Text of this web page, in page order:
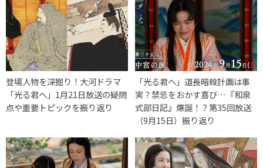
登場人物を深掘り！大河ドラマ
「光る君へ」1月21日放送の疑問
点や重要トピックを振り返り
「光る君へ」道長暗殺計画は事
実？禁忌をおかす喜び…『和泉
式部日記』爆誕！？第35回放送
（9月15日）振り返り